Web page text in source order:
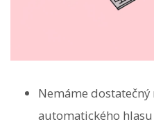
Nemáme
automatického hlasu